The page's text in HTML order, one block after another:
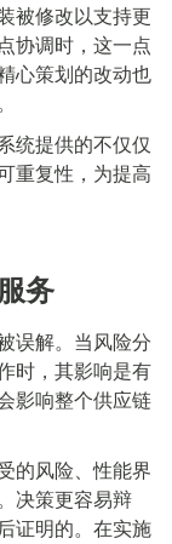
被修改以支持更
协调时，这一点
心策划的改动也
统提供的不仅仅
重复性，为提高
务
误解。当风险分
时，其影响是有
影响整个供应链
的风险、性能界
决策更容易辩
证明的。在实施